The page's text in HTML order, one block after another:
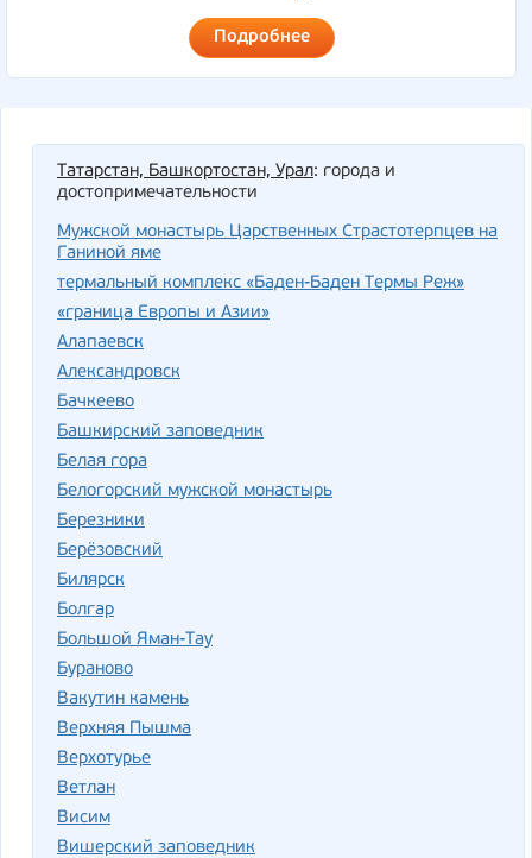
Подробнее
Татарстан, Башкортостан, Урал: города и
достопримечательности
Мужской монастырь Царственных Страстотерпцев на
Ганиной яме
термальный комплекс «Баден-Баден Термы Реж»
«граница Европы и Азии»
Алапаевск
Александровск
Бачкеево
Башкирский заповедник
Белая гора
Белогорский мужской монастырь
Березники
Берёзовский
Билярск
Болгар
Большой Яман-Тау
Бураново
Вакутин камень
Верхняя Пышма
Верхотурье
Ветлан
Висим
Вишерский заповедник